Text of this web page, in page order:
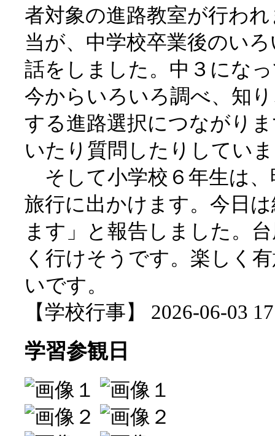
者対象の進路教室が行わ
当が、中学校卒業後のい
話をしました。中３にな
今からいろいろ調べ、知
する進路選択につながり
いたり質問したりしてい
そして小学校６年生は、
旅行に出かけます。今日
ます」と報告しました。
く行けそうです。楽しく
いです。
【学校行事】 2026-06-03
学習参観日